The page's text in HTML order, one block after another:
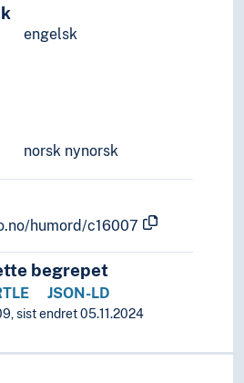
engelsk
norsk nynorsk
humord/c16007
begrepet
JSON-LD
sist endret 05.11.2024